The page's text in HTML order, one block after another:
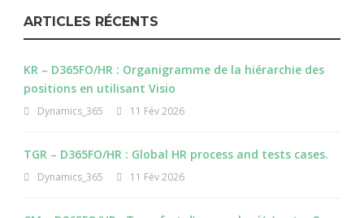
ARTICLES RÉCENTS
KR – D365FO/HR : Organigramme de la hiérarchie des
positions en utilisant Visio
Dynamics_365 11 Fév 2026
TGR – D365FO/HR : Global HR process and tests cases.
Dynamics_365 11 Fév 2026